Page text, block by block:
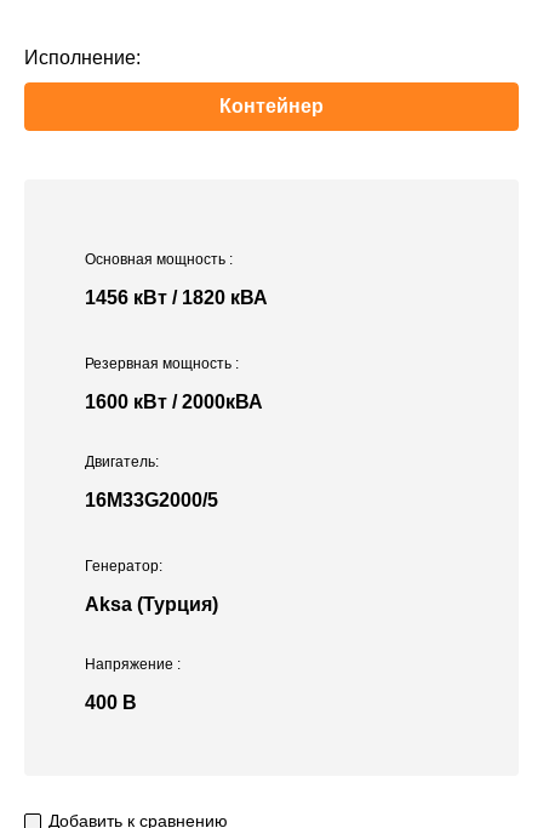
Исполнение:
Контейнер
Основная мощность :
1456 кВт / 1820 кВА
Двигатель:
16M33G2000/5
Напряжение :
400 В
Резервная мощность :
1600 кВт / 2000кВА
Генератор:
Aksa (Турция)
Добавить к сравнению